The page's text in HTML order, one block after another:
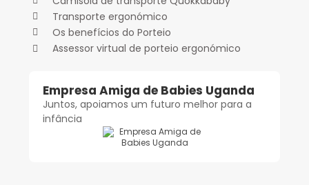
ergonómico
Método «Canguru» para bebés prematuros
Camisola de transporte Quokkababy
Transporte ergonómico
Assessor virtual de porteio ergonómico
Empresa Amiga de Babies Uganda
Juntos, apoiamos um futuro melhor para a